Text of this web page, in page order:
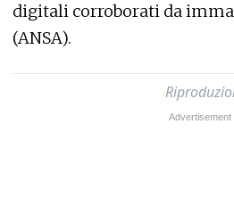
digitali corroborati da
(ANSA).